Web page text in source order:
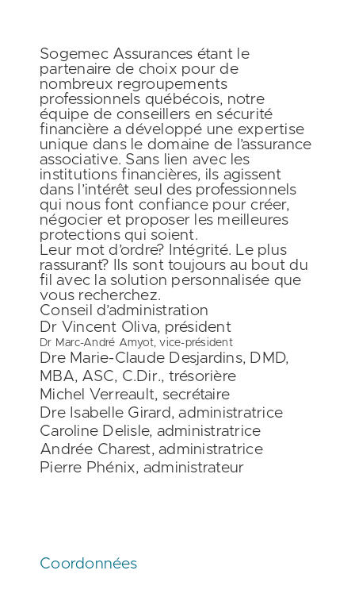
Sogemec Assurances étant le
partenaire de choix pour de
nombreux regroupements
professionnels québécois, notre
équipe de conseillers en sécurité
financière a développé une expertise
unique dans le domaine de l’assurance
associative. Sans lien avec les
institutions financières, ils agissent
dans l’intérêt seul des professionnels
qui nous font confiance pour créer,
négocier et proposer les meilleures
protections qui soient.
Leur mot d’ordre? Intégrité. Le plus
rassurant? Ils sont toujours au bout du
fil avec la solution personnalisée que
vous recherchez.
Conseil d’administration
Dr Vincent Oliva, président
Dr Marc-André Amyot, vice-président
Dre Marie-Claude Desjardins, DMD,
MBA, ASC, C.Dir., trésorière
Michel Verreault, secrétaire
Dre Isabelle Girard, administratrice
Caroline Delisle, administratrice
Andrée Charest, administratrice
Pierre Phénix, administrateur
Coordonnées